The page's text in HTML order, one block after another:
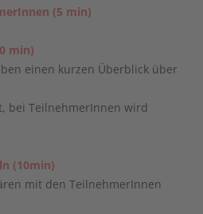
(5 min)
min)
einen kurzen Überblick über
bei TeilnehmerInnen wird
(10min)
mit den TeilnehmerInnen